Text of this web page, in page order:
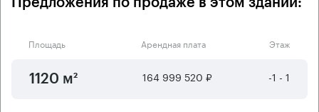
Площадь Арендная плата Этаж
1120 м² 164 999 520 ₽ -1 - 1